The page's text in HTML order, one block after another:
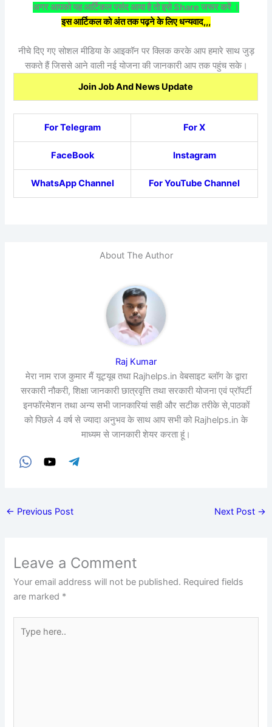
अगर आपको यह आर्टिकल पसंद आया है तो इसे Share जरूर करें ।
इस आर्टिकल को अंत तक पढ़ने के लिए धन्यवाद,,,
नीचे दिए गए सोशल मीडिया के आइकॉन पर क्लिक करके आप हमारे साथ जुड़
सकते हैं जिससे आने वाली नई योजना की जानकारी आप तक पहुंच सके।
Join Job And News Update
For Telegram For X
FaceBook Instagram
WhatsApp Channel For YouTube Channel
About The Author
Raj Kumar
मेरा नाम राज कुमार मैं यूट्यूब तथा Rajhelps.in वेबसाइट ब्लॉग के द्वारा
सरकारी नौकरी, शिक्षा जानकारी छात्रवृत्ति तथा सरकारी योजना एवं प्रॉपर्टी
इनफॉरमेशन तथा अन्य सभी जानकारियां सही और सटीक तरीके से,पाठकों
को पिछले 4 वर्ष से ज्यादा अनुभव के साथ आप सभी को Rajhelps.in के
माध्यम से जानकारी शेयर करता हूं।
← Previous Post Next Post →
Leave a Comment
Your email address will not be published. Required fields
are marked *
here..